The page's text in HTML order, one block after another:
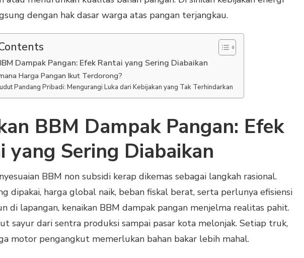
dengan hak dasar warga atas pangan terjangkau.
Dampak Pangan: Efek Rantai yang Sering Diabaikan
Harga Pangan Ikut Terdorong?
Pandang Pribadi: Mengurangi Luka dari Kebijakan yang Tak Terhindarkan
BBM Dampak Pangan: Efek
yang Sering Diabaikan
BBM non subsidi kerap dikemas sebagai langkah rasional.
dipakai, harga global naik, beban fiskal berat, serta perlunya efisiensi
di lapangan, kenaikan BBM dampak pangan menjelma realitas pahit.
sayur dari sentra produksi sampai pasar kota melonjak. Setiap truk,
motor pengangkut memerlukan bahan bakar lebih mahal.